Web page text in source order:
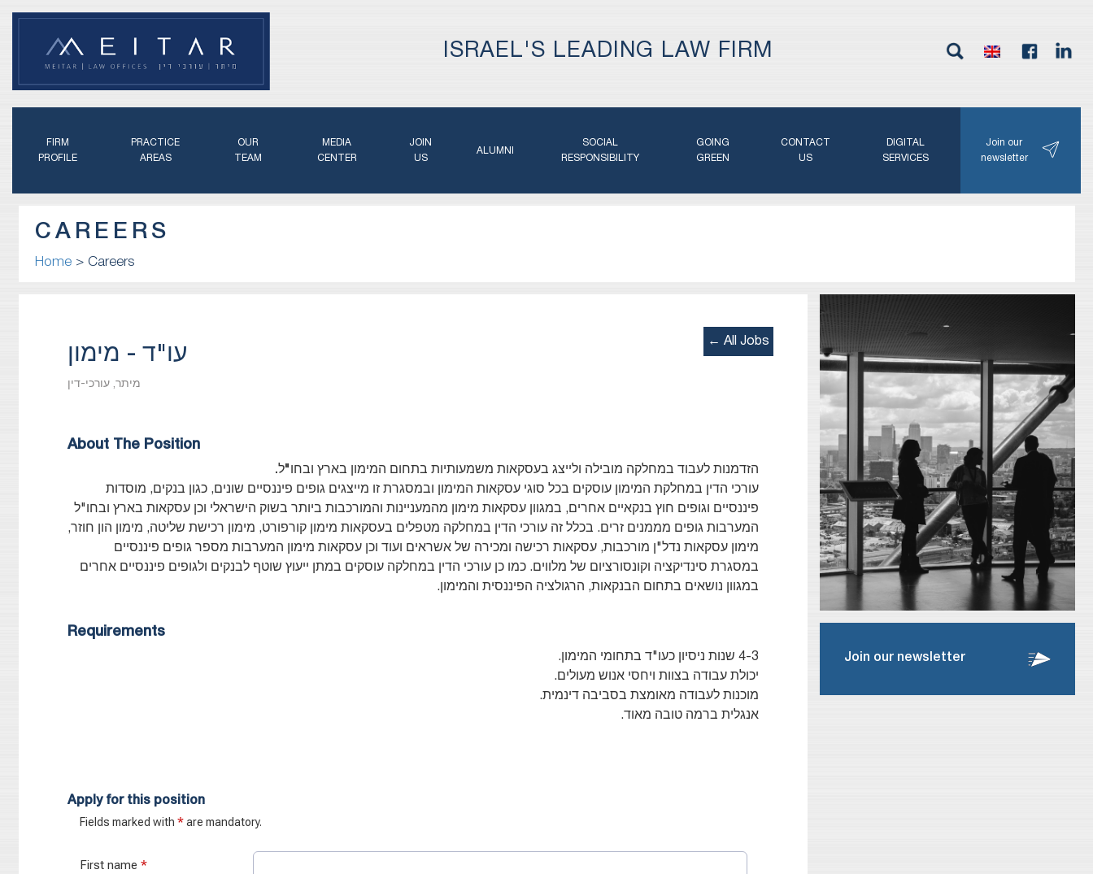
ISRAEL'S LEADING LAW FIRM
FIRM
PROFILE
PRACTICE
AREAS
OUR
TEAM
MEDIA
CENTER
JOIN
US
ALUMNI
SOCIAL
RESPONSIBILITY
GOING
GREEN
CONTACT
US
DIGITAL
SERVICES
Join our
newsletter
CAREERS
Home> Careers
← All Jobs
עו"ד - מימון
מיתר, עורכי-דין
About The Position
הזדמנות לעבוד במחלקה מובילה ולייצג בעסקאות משמעותיות בתחום המימון בארץ ובחו"ל.
עורכי הדין במחלקת המימון עוסקים בכל סוגי עסקאות המימון ובמסגרת זו מייצגים גופים פיננסיים שונים, כגון בנקים, מוסדות
פיננסיים וגופים חוץ בנקאיים אחרים, במגוון עסקאות מימון מהמעניינות והמורכבות ביותר בשוק הישראלי וכן עסקאות בארץ ובחו"ל
המערבות גופים מממנים זרים. בכלל זה עורכי הדין במחלקה מטפלים בעסקאות מימון קורפורט, מימון רכישת שליטה, מימון הון חוזר,
מימון עסקאות נדל"ן מורכבות, עסקאות רכישה ומכירה של אשראים ועוד וכן עסקאות מימון המערבות מספר גופים פיננסיים
במסגרת סינדיקציה וקונסורציום של מלווים. כמו כן עורכי הדין במחלקה עוסקים במתן ייעוץ שוטף לבנקים ולגופים פיננסיים אחרים
במגוון נושאים בתחום הבנקאות, הרגולציה הפיננסית והמימון.
Requirements
4-3 שנות ניסיון כעו"ד בתחומי המימון.
יכולת עבודה בצוות ויחסי אנוש מעולים.
מוכנות לעבודה מאומצת בסביבה דינמית.
אנגלית ברמה טובה מאוד.
Apply for this position
Join our newsletter